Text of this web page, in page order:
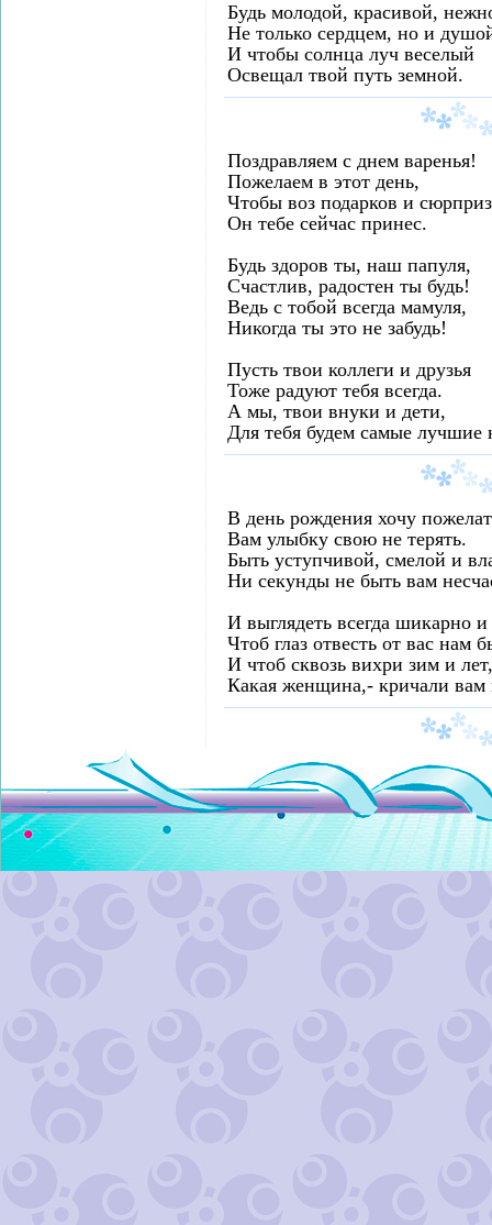
Будь молодой, красивой,
Не только сердцем, но и
И чтобы солнца луч веселый
Освещал твой путь земной.
Поздравляем с днем варенья!
Пожелаем в этот день,
Чтобы воз подарков и
Он тебе сейчас принес.
Будь здоров ты, наш папуля,
Счастлив, радостен ты будь!
Ведь с тобой всегда мамуля,
Никогда ты это не забудь!
Пусть твои коллеги и друзья
Тоже радуют тебя всегда.
А мы, твои внуки и дети,
Для тебя будем самые лучшие
В день рождения хочу
Вам улыбку свою не терять.
Быть уступчивой, смелой и
Ни секунды не быть вам
И выглядеть всегда шикарно
Чтоб глаз отвесть от вас нам
И чтоб сквозь вихри зим и лет,
Какая женщина,- кричали вам